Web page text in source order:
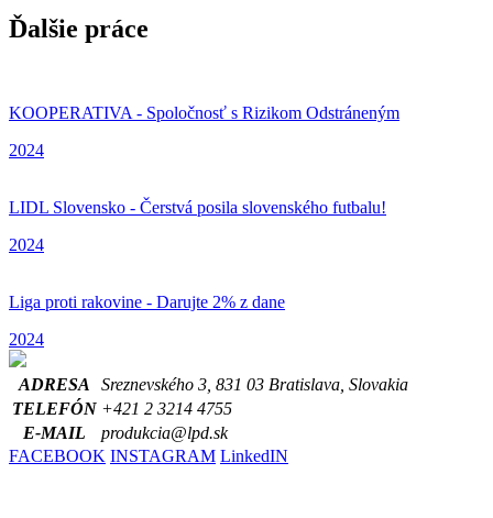
Ďalšie práce
KOOPERATIVA - Spoločnosť s Rizikom Odstráneným
2024
LIDL Slovensko - Čerstvá posila slovenského futbalu!
2024
Liga proti rakovine - Darujte 2% z dane
2024
ADRESA
Sreznevského 3, 831 03 Bratislava, Slovakia
TELEFÓN +421 2 3214 4755
E-MAIL
produkcia@lpd.sk
FACEBOOK INSTAGRAM LinkedIN